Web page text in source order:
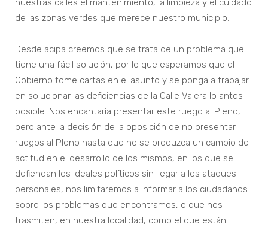
nuestras calles el mantenimiento, la limpieza y el cuidado
de las zonas verdes que merece nuestro municipio.
Desde acipa creemos que se trata de un problema que
tiene una fácil solución, por lo que esperamos que el
Gobierno tome cartas en el asunto y se ponga a trabajar
en solucionar las deficiencias de la Calle Valera lo antes
posible. Nos encantaría presentar este ruego al Pleno,
pero ante la decisión de la oposición de no presentar
ruegos al Pleno hasta que no se produzca un cambio de
actitud en el desarrollo de los mismos, en los que se
defiendan los ideales políticos sin llegar a los ataques
personales, nos limitaremos a informar a los ciudadanos
sobre los problemas que encontramos, o que nos
trasmiten, en nuestra localidad, como el que están